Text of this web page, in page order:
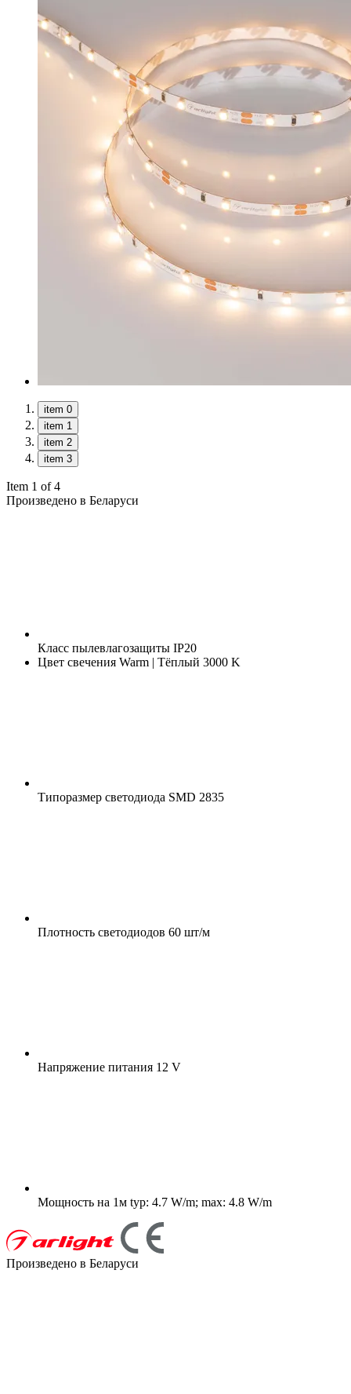
item 0
item 1
item 2
item 3
Item 1 of 4
Произведено в Беларуси
Класс пылевлагозащиты IP20
Цвет свечения Warm | Тёплый 3000 K
Типоразмер светодиода SMD 2835
Плотность светодиодов 60 шт/м
Напряжение питания 12 V
Мощность на 1м typ: 4.7 W/m; max: 4.8 W/m
Произведено в Беларуси